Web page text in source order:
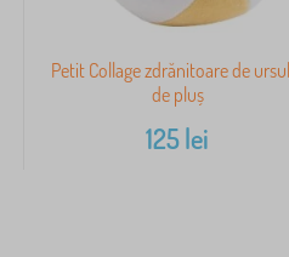
Petit Collage zdrănitoare de
de pluș
125lei